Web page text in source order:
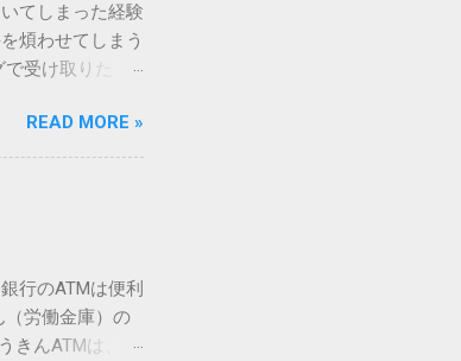
、いわば「住
れば、確実に呼
が高く、特別な
力モードを「半
**を押す。 入
で非常に強力
てしまった経験
煩わせてしまう
受け取りた
は驚くほど軽く
を徹底解説しま
個人向け無料
なるサービスで
で、その利便
ばできる理由 日
取り体験が一変
去のものになり
READ MORE »
行のATMは便利
労働金庫）の
きんATMは、利